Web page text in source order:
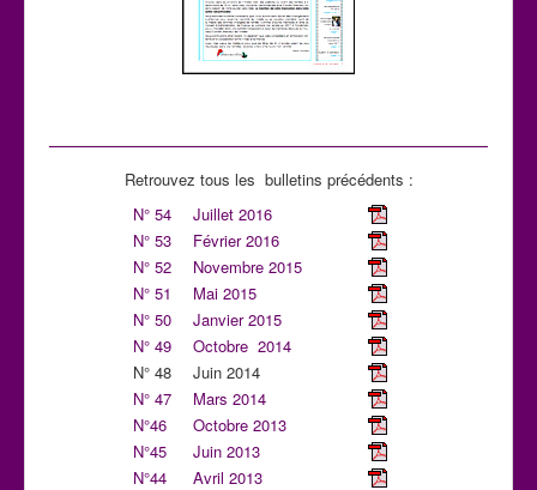
Retrouvez tous les bulletins précédents :
N° 54
Juillet 2016
N° 53
Février 2016
N° 52
Novembre 2015
N° 51
Mai 2015
N° 50
Janvier 2015
N° 49
Octobre 2014
N° 48
Juin 2014
N° 47
Mars 2014
N°46
Octobre 2013
N°45
Juin 2013
N°44
Avril 2013